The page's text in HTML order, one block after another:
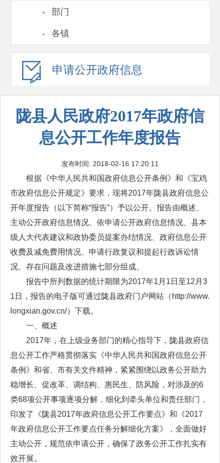
· 部门
· 各镇
申请公开政府信息
陇县人民政府2017年政府信
息公开工作年度报告
发布时间: 2018-02-16 17:20:11
根据《中华人民共和国政府信息公开条例》和《宝鸡
市政府信息公开规定》要求，现将2017年陇县政府信息公
开年度报告（以下简称“报告”）予以公开。报告由概述、
主动公开政府信息情况、依申请公开政府信息情况、县本
级人大代表建议和政协委员提案办结情况、政府信息公开
收费及减免费用情况、申请行政复议和提起行政诉讼情
况、存在问题及改进措施七部分组成。
报告中所列数据的统计期限为2017年1月1日至12月3
1日，报告的电子版可通过陇县政府门户网站（http://www.
longxian.gov.cn/）下载。
一、概述
2017年，在上级业务部门的精心指导下，陇县政府信
息公开工作严格贯彻落实《中华人民共和国政府信息公开
条例》和省、市有关文件精神，紧紧围绕以政务公开助力
稳增长、促改革、调结构、惠民生、防风险，对涉及的6
类68项公开事项逐项分解，细化到牵头单位和责任部门，
印发了《陇县2017年政府信息公开工作要点》和《2017
年政府信息公开工作要点任务分解细化方案》，全面做好
主动公开，规范依申请公开，确保了政务公开工作扎实有
效开展。